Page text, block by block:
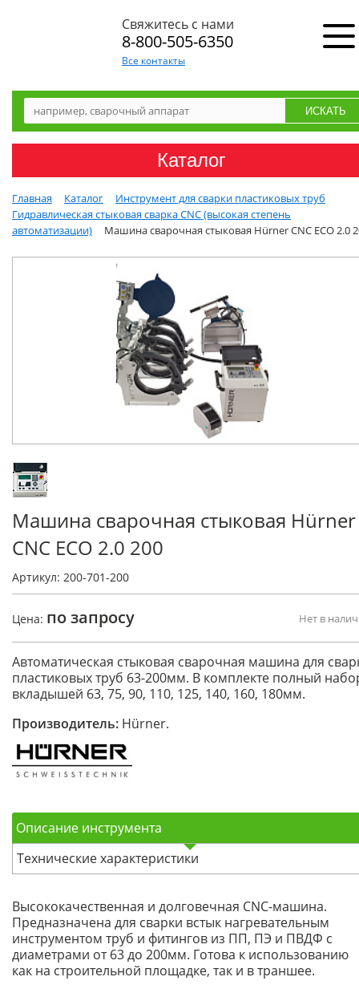
Свяжитесь с нами
8-800-505-6350
Все контакты
Каталог
Главная Каталог
Инструмент для сварки пластиковых труб
Гидравлическая стыковая сварка CNC (высокая степень
автоматизации)
Машина сварочная стыковая Hürner CNC ECO 2.0
Машина сварочная стыковая Hürner
CNC ECO 2.0 200
Артикул: 200-701-200
Цена: по запросу Нет в
Автоматическая стыковая сварочная машина для
пластиковых труб 63-200мм. В комплекте полный
вкладышей 63, 75, 90, 110, 125, 140, 160, 180мм.
Производитель: Hürner.
Описание инструмента
Технические характеристики
Высококачественная и долговечная CNC-машина.
Предназначена для сварки встык нагревательным
инструментом труб и фитингов из ПП, ПЭ и ПВДФ с
диаметрами от 63 до 200мм. Готова к использованию
как на строительной площадке, так и в траншее.